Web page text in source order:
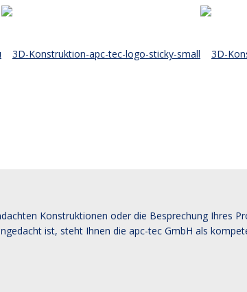
Konstruktionen oder die Besprechung Ihres
ist, steht Ihnen die apc-tec GmbH als